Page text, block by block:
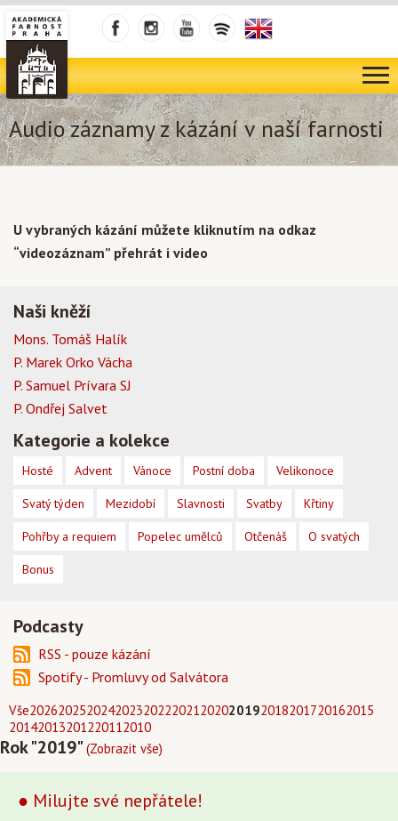
Audio záznamy z kázání v naší farnosti
Vše202620252024202320222021202020192018201720162015
20142013201220112010
Rok "2019"(Zobrazit vše)
● Milujte své nepřátele!
U vybraných kázání můžete kliknutím na odkaz
“videozáznam” přehrát i video
Naši kněží
Mons. Tomáš Halík
P. Marek Orko Vácha
P. Samuel Prívara SJ
P. Ondřej Salvet
Kategorie a kolekce
Hosté Advent Vánoce Postní doba Velikonoce
Svatý týden Mezidobí Slavnosti Svatby Křtiny
Pohřby a requiem Popelec umělců Otčenáš O svatých
Bonus
Podcasty
RSS - pouze kázání
Spotify - Promluvy od Salvátora